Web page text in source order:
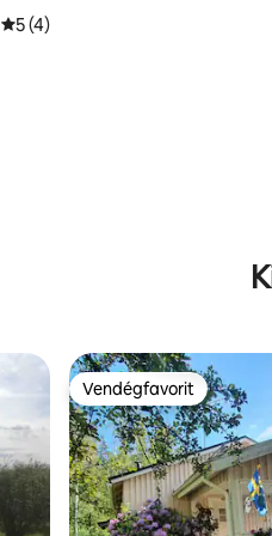
Átlagos értékelés: 5/5, 4
5 (4)
Vendégfavorit
Vendégfavorit